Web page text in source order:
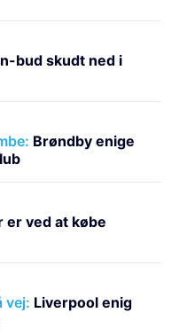
bud skudt ned i
Brøndby enige
ved at købe
vej: Liverpool enig